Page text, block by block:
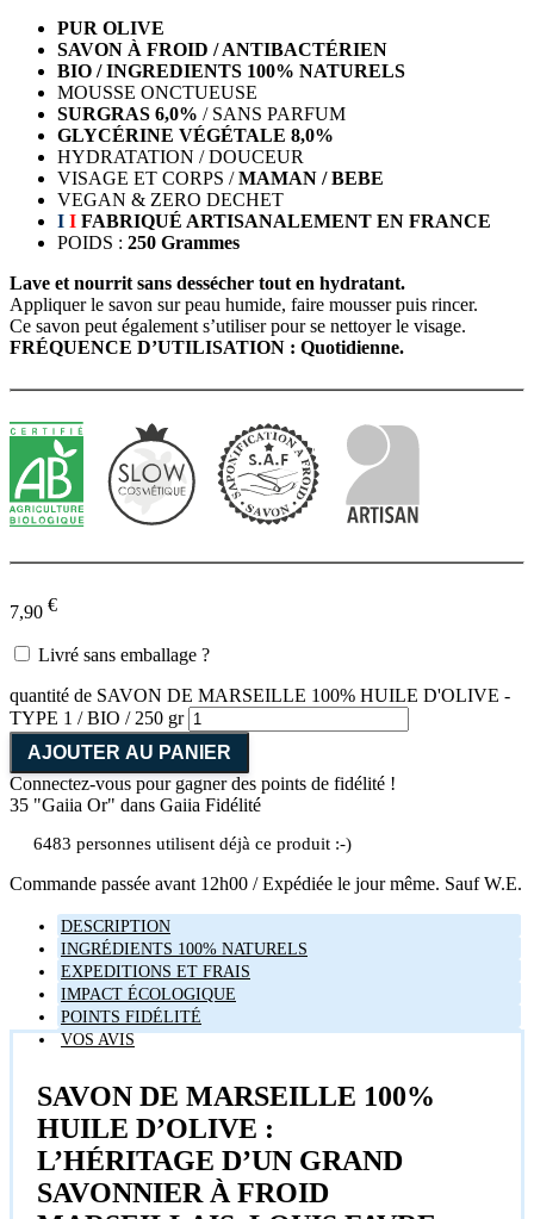
PUR OLIVE
SAVON À FROID / ANTIBACTÉRIEN
BIO / INGREDIENTS 100% NATURELS
MOUSSE ONCTUEUSE
SURGRAS 6,0% / SANS PARFUM
GLYCÉRINE VÉGÉTALE 8,0%
HYDRATATION / DOUCEUR
VISAGE ET CORPS /MAMAN / BEBE
VEGAN & ZERO DECHET
I I FABRIQUÉ ARTISANALEMENT EN FRANCE
POIDS : 250 Grammes
Lave et nourrit sans dessécher tout en hydratant.
Appliquer le savon sur peau humide, faire mousser puis rincer.
Ce savon peut également s’utiliser pour se nettoyer le visage.
FRÉQUENCE D’UTILISATION : Quotidienne.
7,90 €
Livré sans emballage ?
quantité de SAVON DE MARSEILLE 100% HUILE D'OLIVE -
TYPE 1 / BIO / 250 gr
AJOUTER AU PANIER
Connectez-vous pour gagner des points de fidélité !
35 "Gaiia Or" dans Gaiia Fidélité
6483 personnes utilisent déjà ce produit :-)
Commande passée avant 12h00 / Expédiée le jour même. Sauf W.E.
DESCRIPTION
INGRÉDIENTS 100% NATURELS
EXPEDITIONS ET FRAIS
IMPACT ÉCOLOGIQUE
POINTS FIDÉLITÉ
VOS AVIS
SAVON DE MARSEILLE 100%
HUILE D’OLIVE :
L’HÉRITAGE D’UN GRAND
SAVONNIER À FROID